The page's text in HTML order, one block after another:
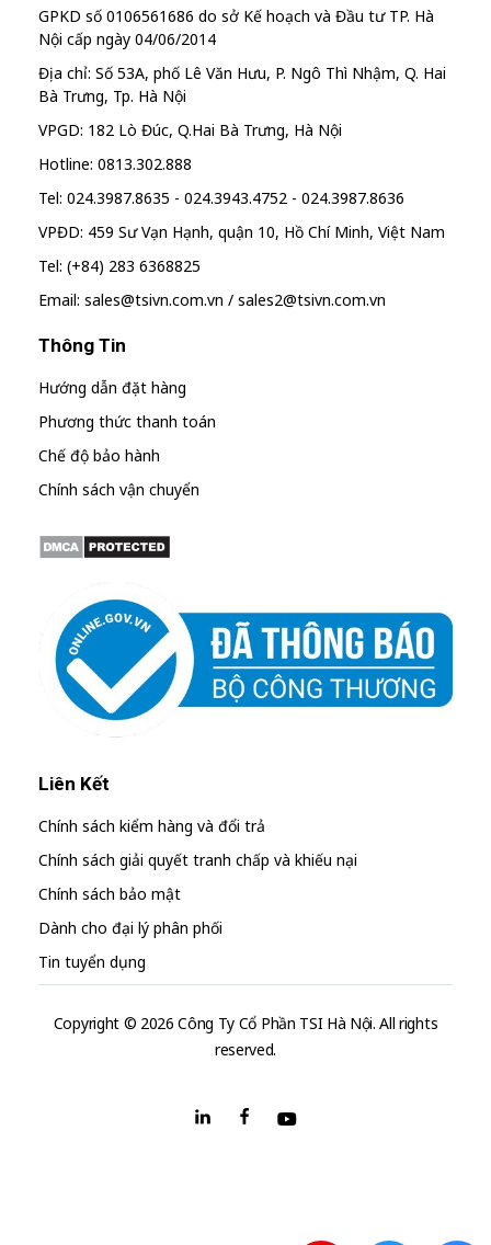
GPKD số 0106561686 do sở Kế hoạch và Đầu tư TP. Hà
Nội cấp ngày 04/06/2014
Địa chỉ: Số 53A, phố Lê Văn Hưu, P. Ngô Thì Nhậm, Q. Hai
Bà Trưng, Tp. Hà Nội
VPGD: 182 Lò Đúc, Q.Hai Bà Trưng, Hà Nội
Hotline: 0813.302.888
Tel: 024.3987.8635 - 024.3943.4752 - 024.3987.8636
VPĐD: 459 Sư Vạn Hạnh, quận 10, Hồ Chí Minh, Việt Nam
Tel: (+84) 283 6368825
Email: sales@tsivn.com.vn / sales2@tsivn.com.vn
Thông Tin
Hướng dẫn đặt hàng
Phương thức thanh toán
Chế độ bảo hành
Chính sách vận chuyển
Liên Kết
Chính sách kiểm hàng và đổi trả
Chính sách giải quyết tranh chấp và khiếu nại
Chính sách bảo mật
Dành cho đại lý phân phối
Tin tuyển dụng
Copyright © 2026 Công Ty Cổ Phần TSI Hà Nội. All rights
reserved.